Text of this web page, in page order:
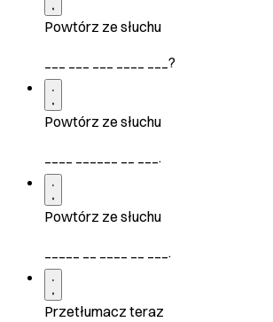
Powtórz ze słuchu
___ ___ ___ ____ ___?
Powtórz ze słuchu
____ ______ __ ___.
Powtórz ze słuchu
_____ __ ____ __ ___.
Przetłumacz teraz